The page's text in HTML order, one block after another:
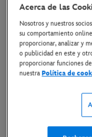
La cuarta
Madrid, 20 de
Acerca de las
Nosotros y nuestros
su comportamiento
proporcionar, analizar y
o publicidad en este y
proporcionar funciones
nuestra Política de